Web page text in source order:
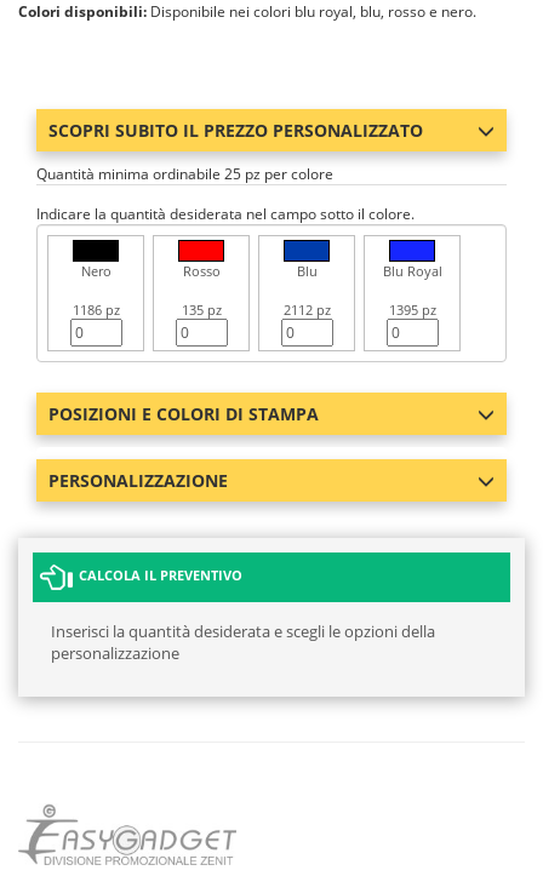
Colori disponibili: Disponibile nei colori blu royal, blu, rosso e nero.
SCOPRI SUBITO IL PREZZO PERSONALIZZATO
Quantità minima ordinabile 25 pz per colore
Indicare la quantità desiderata nel campo sotto il colore.
Nero
1186 pz
Rosso
135 pz
Blu
2112 pz
Blu Royal
1395 pz
POSIZIONI E COLORI DI STAMPA
PERSONALIZZAZIONE
CALCOLA IL PREVENTIVO
Inserisci la quantità desiderata e scegli le opzioni della
personalizzazione